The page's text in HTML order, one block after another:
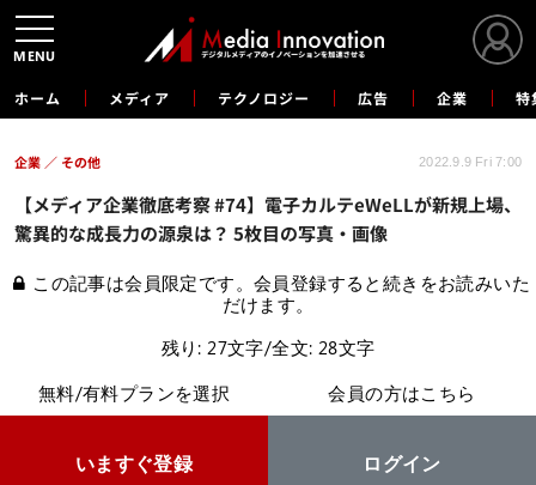
ホーム メディア テクノロジー 広告 企業 特
【メディア企業徹底考察 #74】電子カルテeWeLLが新規上場、
驚異的な成長力の源泉は？ 5枚目の写真・画像
企業 その他 2022.9.9 Fri 7:00
この記事は会員限定です。会員登録すると続きをお読みいた
だけます。
残り: 27文字/全文: 28文字
無料/有料プランを選択
いますぐ登録
会員の方はこちら
ログイン
MENU